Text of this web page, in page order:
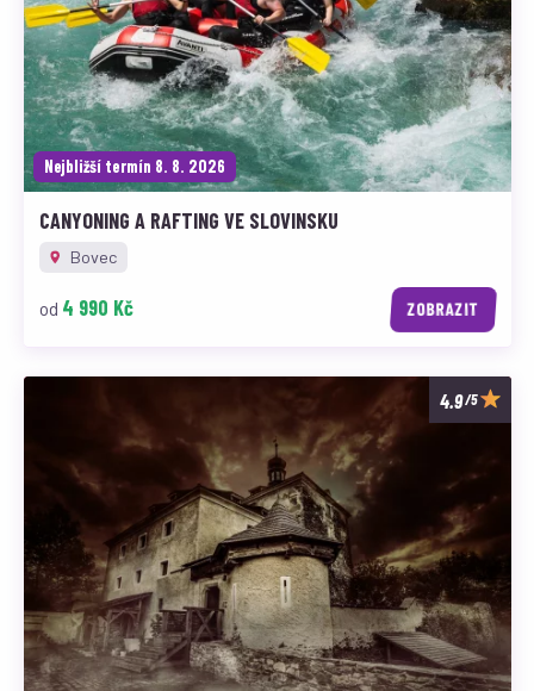
Nejbližší termín 8. 8. 2026
CANYONING A RAFTING VE SLOVINSKU
Bovec
od 4 990 Kč ZOBRAZIT
/5